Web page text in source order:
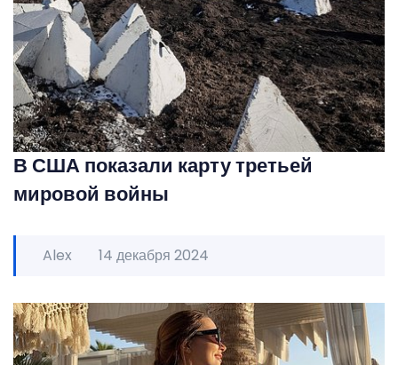
В США показали карту третьей
мировой войны
Alex 14 декабря 2024